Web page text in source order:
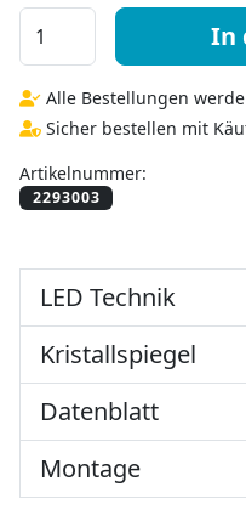
Spiegel mit TV und In
Alle Bestellungen
Sicher bestellen mit
Artikelnummer:
LED Technik
Kristallspiegel
Datenblatt
Montage